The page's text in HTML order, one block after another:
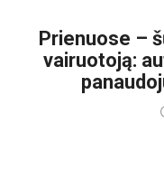
Prienuose –
vairuotoją: